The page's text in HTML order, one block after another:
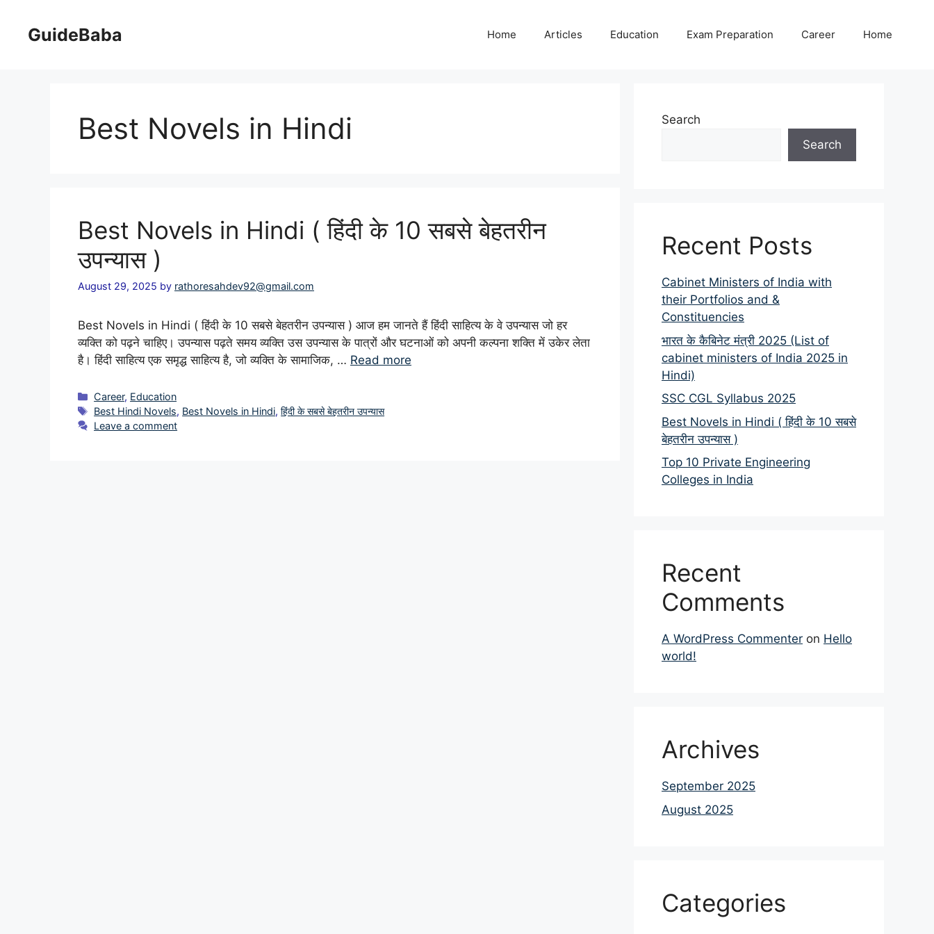
contentGuideBaba Home Articles Education Exam Preparation Career Home
Best Novels in Hindi
Best Novels in Hindi ( हिंदी के 10 सबसे बेहतरीन
उपन्यास )
August 29, 2025 by rathoresahdev92@gmail.com
Best Novels in Hindi ( हिंदी के 10 सबसे बेहतरीन उपन्यास ) आज हम जानते हैं हिंदी साहित्य के वे उपन्यास जो हर
व्यक्ति को पढ़ने चाहिए। उपन्यास पढ़ते समय व्यक्ति उस उपन्यास के पात्रों और घटनाओं को अपनी कल्पना शक्ति में उकेर लेता
है। हिंदी साहित्य एक समृद्ध साहित्य है, जो व्यक्ति के सामाजिक, … Read more
Categories
Career, Education
Tags
Best Hindi Novels, Best Novels in Hindi,हिंदी के सबसे बेहतरीन उपन्यास
Leave a comment
Search
Search
Recent Posts
Cabinet Ministers of India with
their Portfolios and &
Constituencies
भारत के कैबिनेट मंत्री 2025 (List of
cabinet ministers of India 2025 in
Hindi)
SSC CGL Syllabus 2025
Best Novels in Hindi ( हिंदी के 10 सबसे
बेहतरीन उपन्यास )
Top 10 Private Engineering
Colleges in India
Recent
Comments
A WordPress Commenter on Hello
world!
Archives
September 2025
August 2025
Categories